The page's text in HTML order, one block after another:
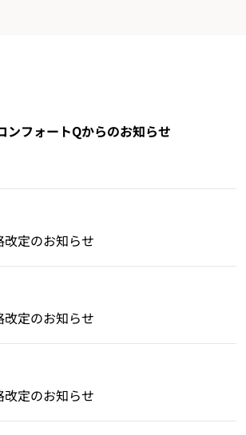
ンフォートQからのお知らせ
定のお知らせ
定のお知らせ
定のお知らせ